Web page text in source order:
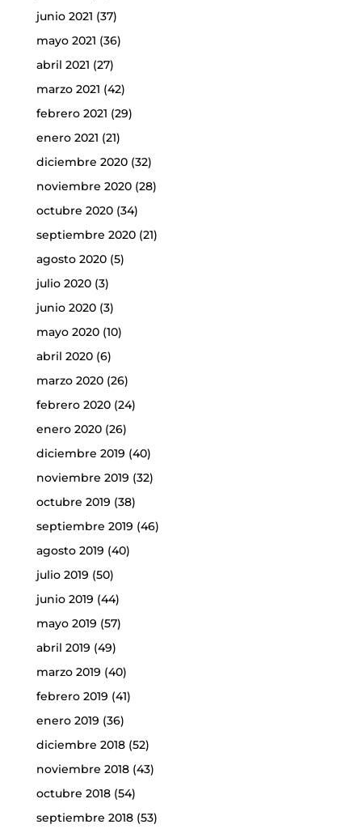
junio 2021 (37)
mayo 2021 (36)
abril 2021 (27)
marzo 2021 (42)
febrero 2021 (29)
enero 2021 (21)
diciembre 2020(32)
noviembre 2020(28)
octubre 2020(34)
septiembre 2020(21)
agosto 2020(5)
julio 2020(3)
junio 2020(3)
mayo 2020(10)
abril 2020(6)
marzo 2020(26)
febrero 2020(24)
enero 2020(26)
diciembre 2019 (40)
noviembre 2019 (32)
octubre 2019 (38)
septiembre 2019 (46)
agosto 2019 (40)
julio 2019 (50)
junio 2019 (44)
mayo 2019 (57)
abril 2019 (49)
marzo 2019 (40)
febrero 2019 (41)
enero 2019 (36)
diciembre 2018(52)
noviembre 2018(43)
octubre 2018(54)
septiembre 2018(53)